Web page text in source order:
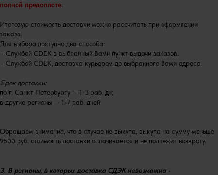
полной предоплате.
Итоговую стоимость доставки можно рассчитать при оформлении
заказа.
Для выбора доступно два способа:
– Службой CDEK в выбранный Вами пункт выдачи заказов.
– Службой CDEK, доставка курьером до выбранного Вами адреса.
Срок доставки:
по г. Санкт-Петербургу — 1-3 раб. дн;
в другие регионы — 1-7 раб. дней.
Обращаем внимание, что в случае не выкупа, выкупа на сумму меньше
9500 руб. стоимость доставки оплачивается и не подлежит возврату.
3. В регионы, в которых доставка СДЭК невозможна -